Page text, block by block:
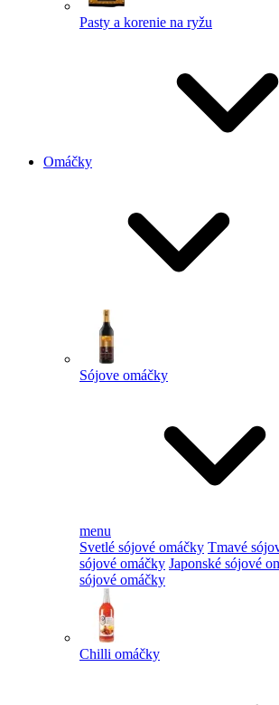
Pasty a korenie na ryžu
Omáčky
Sójove omáčky
menu
Svetlé sójové omáčky Tmavé
sójové omáčky Japonské sójové
sójové omáčky
Chilli omáčky